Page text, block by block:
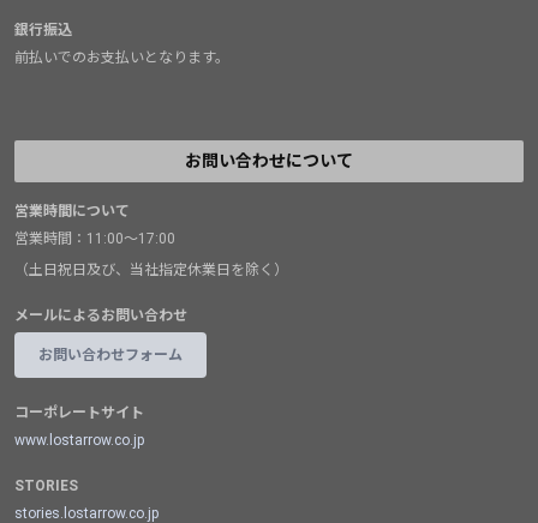
銀行振込
前払いでのお支払いとなります。
お問い合わせについて
営業時間について
営業時間：11:00～17:00
（土日祝日及び、当社指定休業日を除く）
メールによるお問い合わせ
お問い合わせフォーム
コーポレートサイト
www.lostarrow.co.jp
STORIES
stories.lostarrow.co.jp